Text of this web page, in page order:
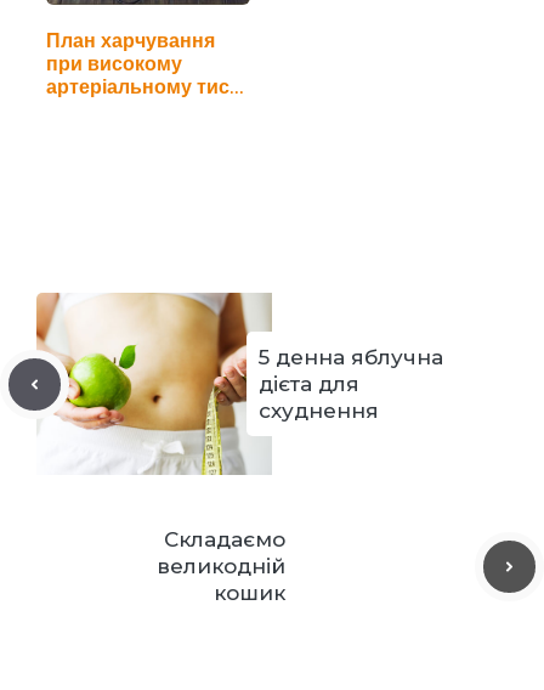
План харчування
при високому
артеріальному тиску
5 денна яблучна
дієта для
схуднення
Складаємо
великодній
кошик